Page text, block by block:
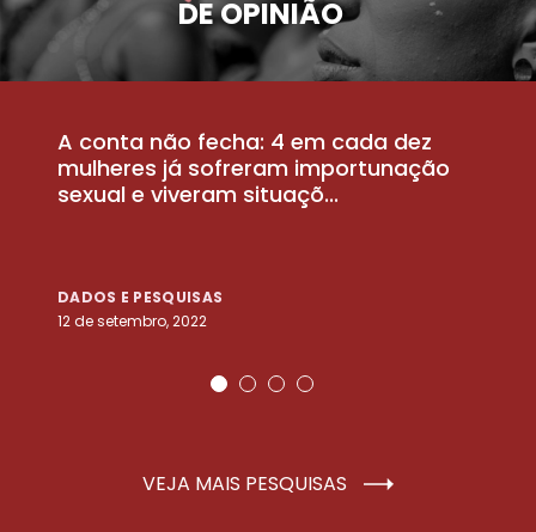
DE OPINIÃO
A conta não fecha: 4 em cada dez
mulheres já sofreram importunação
sexual e viveram situaçõ...
DADOS E PESQUISAS
12 de setembro, 2022
VEJA MAIS PESQUISAS